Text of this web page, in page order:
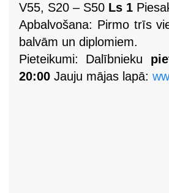
V55, S20 – S50 Ls 1
Apbalvošana: Pirmo trīs
balvām un diplomiem.
Pieteikumi: Dalībnieku
20:00 Jauju mājas lapā: